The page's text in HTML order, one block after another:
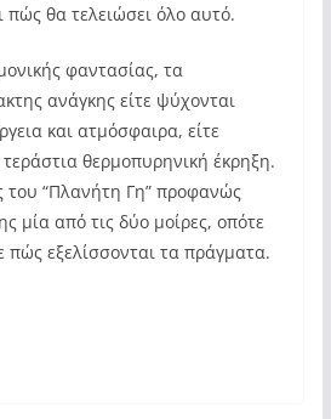
πώς θα τελειώσει όλο αυτό.
φαντασίας, τα
ανάγκης είτε ψύχονται
και ατμόσφαιρα, είτε
θερμοπυρηνική έκρηξη.
του “Πλανήτη Γη” προφανώς
μία από τις δύο μοίρες, οπότε
εξελίσσονται τα πράγματα.